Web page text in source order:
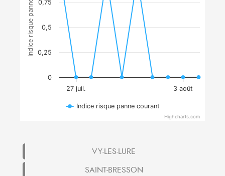
27 juil. 3 août
0
0,25
0,5
0,75
Indice risque panne courant
Highcharts.com
VY-LES-LURE
SAINT-BRESSON